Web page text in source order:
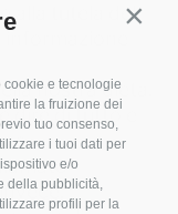
e tecnologie
la fruizione dei
tuo consenso,
i tuoi dati per
e/o
della pubblicità,
profili per la
alla tutela del
nostra dieta.
dire di tutto e